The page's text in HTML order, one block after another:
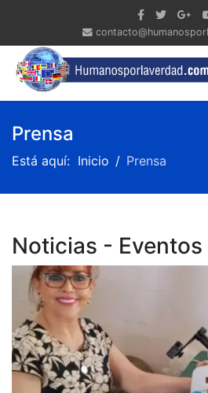
Prensa
Está aquí: Inicio Prensa
Noticias - Eventos